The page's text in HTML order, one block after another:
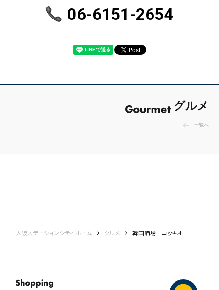
06-6151-2654
グルメ
一覧へ
大阪ステーションシティ ホーム グルメ 韓国酒場 コッキオ